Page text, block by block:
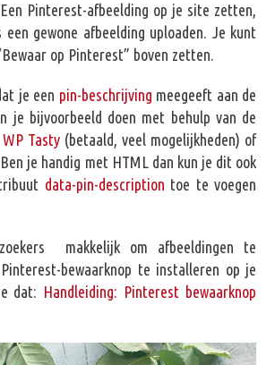
Pinterest-afbeelding op je site zetten,
gewone afbeelding uploaden. Je kunt
op Pinterest” boven zetten.
je een pin-beschrijving meegeeft aan de
je bijvoorbeeld doen met behulp van de
WP Tasty (betaald, veel mogelijkheden) of
je handig met HTML dan kun je dit ook
data-pin-description toe te voegen
makkelijk om afbeeldingen te
bewaarknop te installeren op je
dat: Handleiding: Pinterest bewaarknop